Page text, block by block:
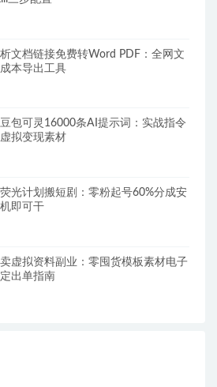
文档链接免费转Word PDF：全网文
本导出工具
包可灵16000条AI提示词：实战指令
拟变现素材
光计划搬短剧：零粉起号60%分成安
即可干
虚拟资料副业：零囤货模板素材电子
出单指南